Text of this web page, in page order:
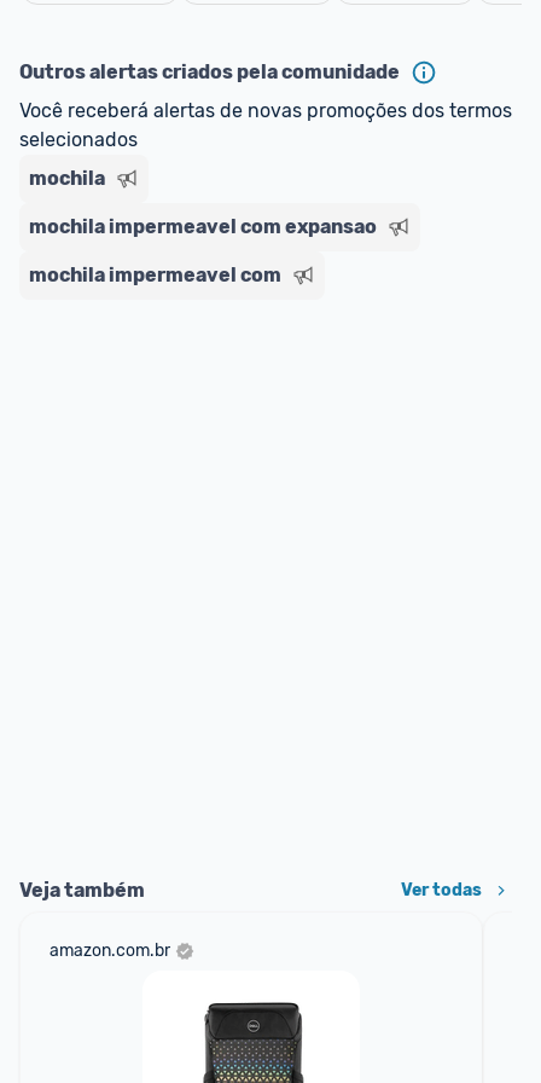
E lembre-se: você sempre pode contar ajuda da
comunidade para tirar dúvidas ou acionar os
nossos Admins marcando
comentário ou através do
Outros alertas criados pela comunidade
Você receberá alertas de novas promoções dos termos
selecionados
mochila
mochila impermeavel com expansao
mochila impermeavel com
Veja também Ver todas
amazon.com.br